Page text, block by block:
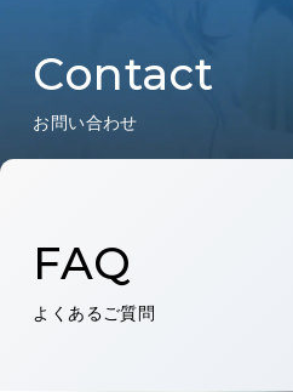
Contact
お問い合わせ
FAQ
よくあるご質問